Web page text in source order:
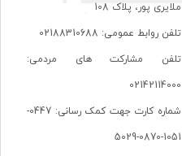
ملايری پور، پلاک 108
تلفن روابط عمومی: 02188310688
تلفن مشارکت های مردمی:
02142114000
شماره کارت جهت کمک رسانی: 0447-
1051-0870-5029